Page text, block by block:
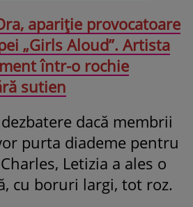
apariție provocatoare
„Girls Aloud”. Artista
într-o rochie
sutien
dacă membrii
purta diademe pentru
Letizia a ales o
cu boruri largi, tot roz.